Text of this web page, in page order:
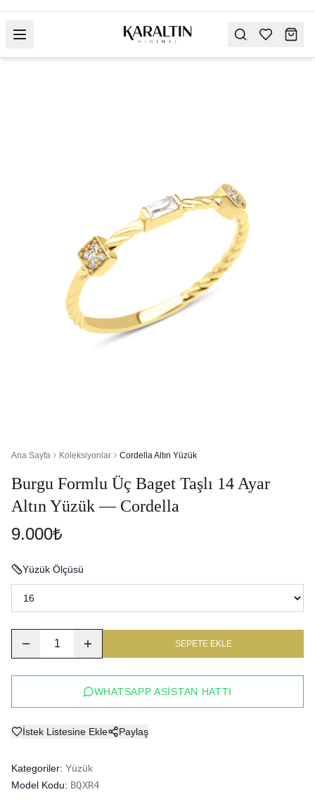
Ana Sayfa Koleksiyonlar Cordella Altın Yüzük
Burgu Formlu Üç Baget Taşlı 14 Ayar
Altın Yüzük — Cordella
9.000₺
Yüzük Ölçüsü
1 SEPETE EKLE
WHATSAPP ASISTAN HATTI
İstek Listesine Ekle Paylaş
Kategoriler: Yüzük
Model Kodu: BQXR4